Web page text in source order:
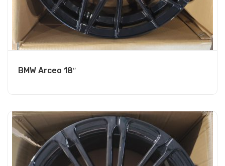
BMW Arceo 18″